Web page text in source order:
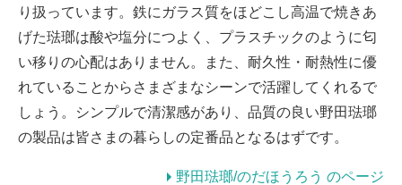
り扱っています。鉄にガラス質をほどこし高温で焼きあ
げた琺瑯は酸や塩分につよく、プラスチックのように匂
い移りの心配はありません。また、耐久性・耐熱性に優
れていることからさまざまなシーンで活躍してくれるで
しょう。シンプルで清潔感があり、品質の良い野田琺瑯
の製品は皆さまの暮らしの定番品となるはずです。
野田琺瑯/のだほうろう のページ